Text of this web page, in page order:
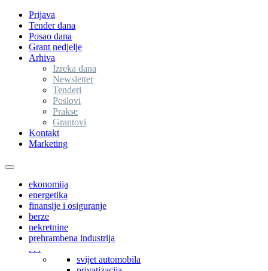
Prijava
Tender dana
Posao dana
Grant nedjelje
Arhiva
Izreka dana
Newsletter
Tenderi
Poslovi
Prakse
Grantovi
Kontakt
Marketing
Toggle
navigationekonomija
energetika
finansije i osiguranje
berze
nekretnine
prehrambena industrija
. . .
svijet automobila